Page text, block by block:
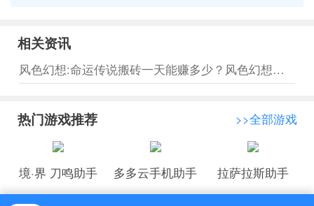
相关资讯
风色幻想:命运传说搬砖一天能赚多少？风色幻想多开挂机搬砖赚钱攻略
热门游戏推荐 >>全部游戏
境·界 刀鸣助手 多多云手机助手 拉萨拉斯助手